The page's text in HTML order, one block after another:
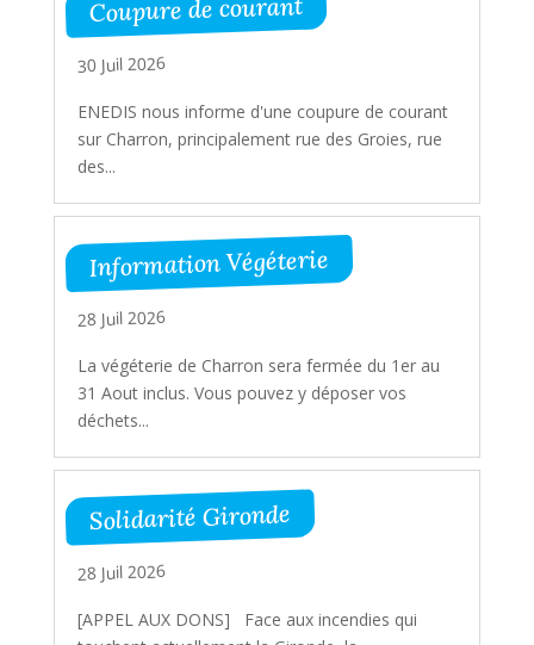
Coupure de courant
30 Juil 2026
ENEDIS nous informe d'une coupure de courant
sur Charron, principalement rue des Groies, rue
des...
Information Végéterie
28 Juil 2026
La végéterie de Charron sera fermée du 1er au
31 Aout inclus. Vous pouvez y déposer vos
déchets...
Solidarité Gironde
28 Juil 2026
[APPEL AUX DONS] Face aux incendies qui